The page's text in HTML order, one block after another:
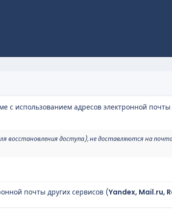
с использованием адресов электронной
восстановления доступа), не доставляются на
почты других сервисов (Yandex, Mail.ru,